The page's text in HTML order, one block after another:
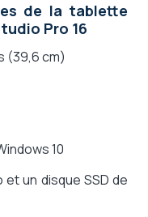
de la tablette
Pro 16
(39,6 cm)
10
un disque SSD de